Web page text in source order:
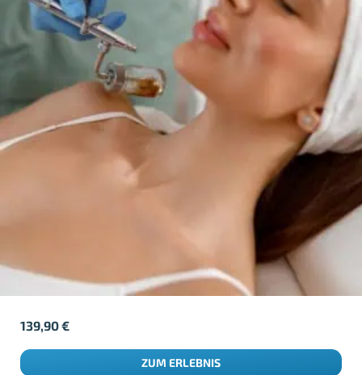
139,90€
ZUM ERLEBNIS